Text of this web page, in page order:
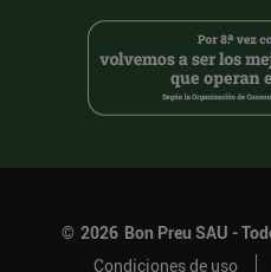
© 2026 Bon Preu SAU -
Condiciones de uso